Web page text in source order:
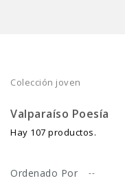
Colección joven
Valparaíso Poesía
Hay 107 productos.
Ordenado Por --